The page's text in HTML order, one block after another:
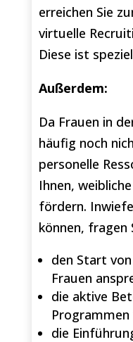
erreichen Sie
virtuelle
Diese ist
Außerdem:
Da Frauen in
häufig noch
personelle
Ihnen,
fördern.
können, fragen
den Start
Frauen
die aktive
Programmen
die